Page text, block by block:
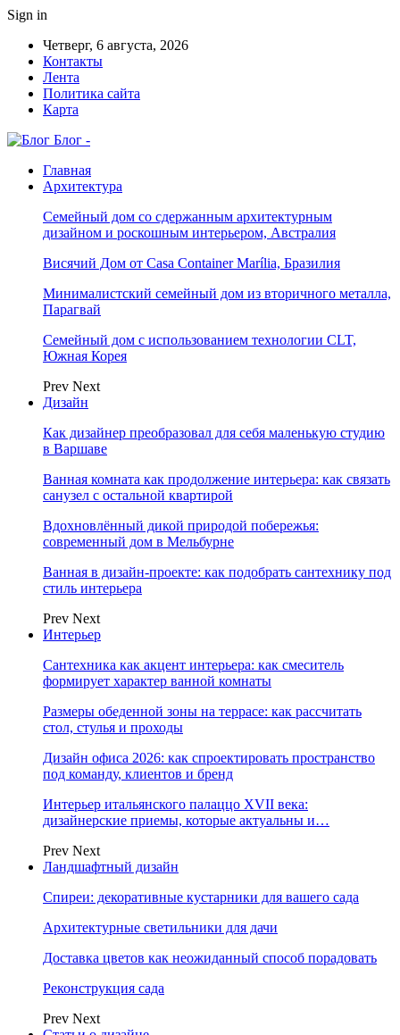
Sign in
Четверг, 6 августа, 2026
Контакты
Лента
Политика сайта
Карта
Блог -
Главная
Архитектура
Семейный дом со сдержанным архитектурным
дизайном и роскошным интерьером, Австралия
Висячий Дом от Casa Container Marília, Бразилия
Минималистский семейный дом из вторичного металла,
Парагвай
Семейный дом с использованием технологии CLT,
Южная Корея
Prev Next
Дизайн
Как дизайнер преобразовал для себя маленькую студию
в Варшаве
Ванная комната как продолжение интерьера: как связать
санузел с остальной квартирой
Вдохновлённый дикой природой побережья:
современный дом в Мельбурне
Ванная в дизайн-проекте: как подобрать сантехнику под
стиль интерьера
Prev Next
Интерьер
Сантехника как акцент интерьера: как смеситель
формирует характер ванной комнаты
Размеры обеденной зоны на террасе: как рассчитать
стол, стулья и проходы
Дизайн офиса 2026: как спроектировать пространство
под команду, клиентов и бренд
Интерьер итальянского палаццо XVII века:
дизайнерские приемы, которые актуальны и…
Prev Next
Ландшафтный дизайн
Спиреи: декоративные кустарники для вашего сада
Архитектурные светильники для дачи
Доставка цветов как неожиданный способ порадовать
Реконструкция сада
Prev Next